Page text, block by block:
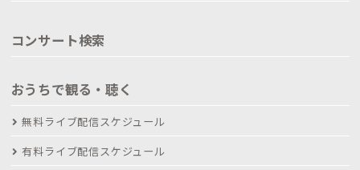
コンサート検索
おうちで観る・聴く
無料ライブ配信スケジュール
有料ライブ配信スケジュール